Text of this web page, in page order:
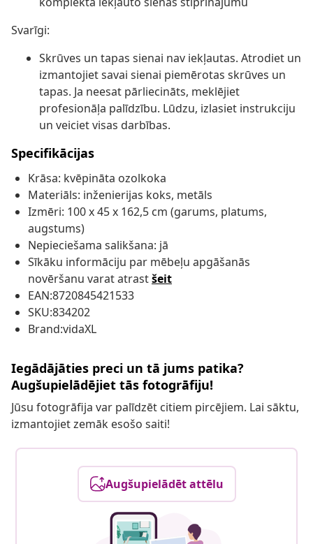
Svarīgi:
Skrūves un tapas sienai nav iekļautas. Atrodiet un
izmantojiet savai sienai piemērotas skrūves un
tapas. Ja neesat pārliecināts, meklējiet
profesionāļa palīdzību. Lūdzu, izlasiet instrukciju
un veiciet visas darbības.
Specifikācijas
Krāsa: kvēpināta ozolkoka
Materiāls: inženierijas koks, metāls
Izmēri: 100 x 45 x 162,5 cm (garums, platums,
augstums)
Nepieciešama salikšana: jā
Sīkāku informāciju par mēbeļu apgāšanās
novēršanu varat atrastšeit
EAN:8720845421533
SKU:834202
Brand:vidaXL
Iegādājāties preci un tā jums patika?
Augšupielādējiet tās fotogrāfiju!
Jūsu fotogrāfija var palīdzēt citiem pircējiem. Lai sāktu,
izmantojiet zemāk esošo saiti!
Augšupielādēt attēlu